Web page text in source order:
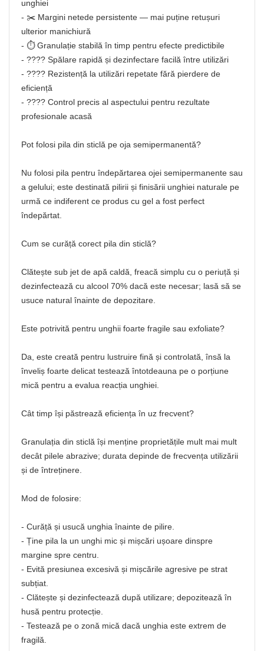
unghiei
- ✂️ Margini netede persistente — mai puține retușuri
ulterior manichiură
- ⏱️ Granulație stabilă în timp pentru efecte predictibile
- ???? Spălare rapidă și dezinfectare facilă între utilizări
- ???? Rezistență la utilizări repetate fără pierdere de
eficiență
- ???? Control precis al aspectului pentru rezultate
profesionale acasă
Pot folosi pila din sticlă pe oja semipermanentă?
Nu folosi pila pentru îndepărtarea ojei semipermanente sau
a gelului; este destinată pilirii și finisării unghiei naturale pe
urmă ce indiferent ce produs cu gel a fost perfect
îndepărtat.
Cum se curăță corect pila din sticlă?
Clătește sub jet de apă caldă, freacă simplu cu o periuță și
dezinfectează cu alcool 70% dacă este necesar; lasă să se
usuce natural înainte de depozitare.
Este potrivită pentru unghii foarte fragile sau exfoliate?
Da, este creată pentru lustruire fină și controlată, însă la
înveliș foarte delicat testează întotdeauna pe o porțiune
mică pentru a evalua reacția unghiei.
Cât timp își păstrează eficiența în uz frecvent?
Granulația din sticlă își menține proprietățile mult mai mult
decât pilele abrazive; durata depinde de frecvența utilizării
și de întreținere.
Mod de folosire:
- Curăță și usucă unghia înainte de pilire.
- Ține pila la un unghi mic și mișcări ușoare dinspre
margine spre centru.
- Evită presiunea excesivă și mișcările agresive pe strat
subțiat.
- Clătește și dezinfectează după utilizare; depozitează în
husă pentru protecție.
- Testează pe o zonă mică dacă unghia este extrem de
fragilă.